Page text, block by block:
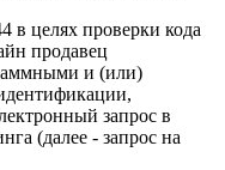
в целях проверки кода
продавец
и (или)
запрос в
(далее - запрос на